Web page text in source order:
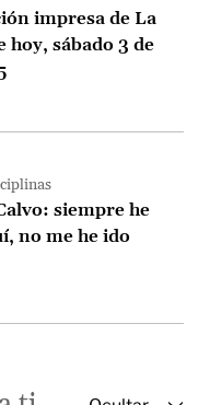
impresa de La
hoy, sábado 3 de
siempre he
no me he ido